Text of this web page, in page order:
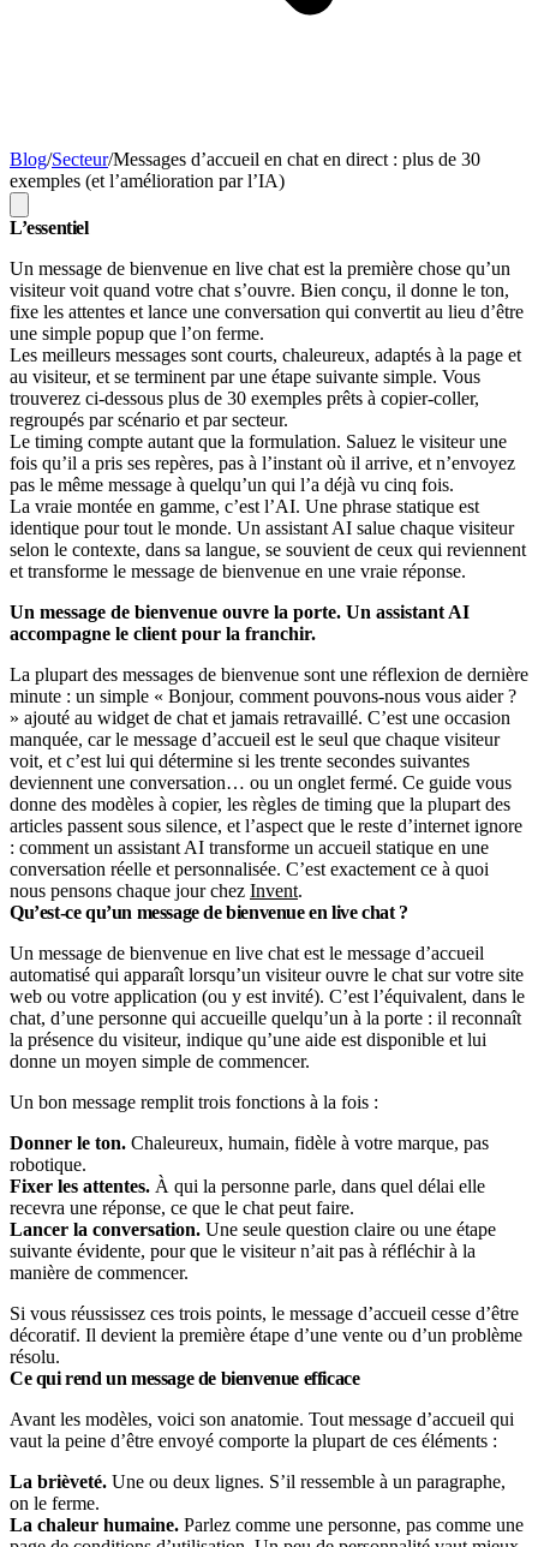
Blog/Secteur/Messages d’accueil en chat en direct : plus de 30
exemples (et l’amélioration par l’IA)
L’essentiel
Un message de bienvenue en live chat est la première chose qu’un
visiteur voit quand votre chat s’ouvre. Bien conçu, il donne le ton,
fixe les attentes et lance une conversation qui convertit au lieu d’être
une simple popup que l’on ferme.
Les meilleurs messages sont courts, chaleureux, adaptés à la page et
au visiteur, et se terminent par une étape suivante simple. Vous
trouverez ci-dessous plus de 30 exemples prêts à copier-coller,
regroupés par scénario et par secteur.
Le timing compte autant que la formulation. Saluez le visiteur une
fois qu’il a pris ses repères, pas à l’instant où il arrive, et n’envoyez
pas le même message à quelqu’un qui l’a déjà vu cinq fois.
La vraie montée en gamme, c’est l’AI. Une phrase statique est
identique pour tout le monde. Un assistant AI salue chaque visiteur
selon le contexte, dans sa langue, se souvient de ceux qui reviennent
et transforme le message de bienvenue en une vraie réponse.
Un message de bienvenue ouvre la porte. Un assistant AI
accompagne le client pour la franchir.
La plupart des messages de bienvenue sont une réflexion de dernière
minute : un simple « Bonjour, comment pouvons-nous vous aider ?
» ajouté au widget de chat et jamais retravaillé. C’est une occasion
manquée, car le message d’accueil est le seul que chaque visiteur
voit, et c’est lui qui détermine si les trente secondes suivantes
deviennent une conversation… ou un onglet fermé. Ce guide vous
donne des modèles à copier, les règles de timing que la plupart des
articles passent sous silence, et l’aspect que le reste d’internet ignore
: comment un assistant AI transforme un accueil statique en une
conversation réelle et personnalisée. C’est exactement ce à quoi
nous pensons chaque jour chez Invent.
Qu’est-ce qu’un message de bienvenue en live chat ?
Un message de bienvenue en live chat est le message d’accueil
automatisé qui apparaît lorsqu’un visiteur ouvre le chat sur votre site
web ou votre application (ou y est invité). C’est l’équivalent, dans le
chat, d’une personne qui accueille quelqu’un à la porte : il reconnaît
la présence du visiteur, indique qu’une aide est disponible et lui
donne un moyen simple de commencer.
Un bon message remplit trois fonctions à la fois :
Donner le ton. Chaleureux, humain, fidèle à votre marque, pas
robotique.
Fixer les attentes. À qui la personne parle, dans quel délai elle
recevra une réponse, ce que le chat peut faire.
Lancer la conversation. Une seule question claire ou une étape
suivante évidente, pour que le visiteur n’ait pas à réfléchir à la
manière de commencer.
Si vous réussissez ces trois points, le message d’accueil cesse d’être
décoratif. Il devient la première étape d’une vente ou d’un problème
résolu.
Ce qui rend un message de bienvenue efficace
Avant les modèles, voici son anatomie. Tout message d’accueil qui
vaut la peine d’être envoyé comporte la plupart de ces éléments :
La brièveté. Une ou deux lignes. S’il ressemble à un paragraphe,
on le ferme.
La chaleur humaine. Parlez comme une personne, pas comme une